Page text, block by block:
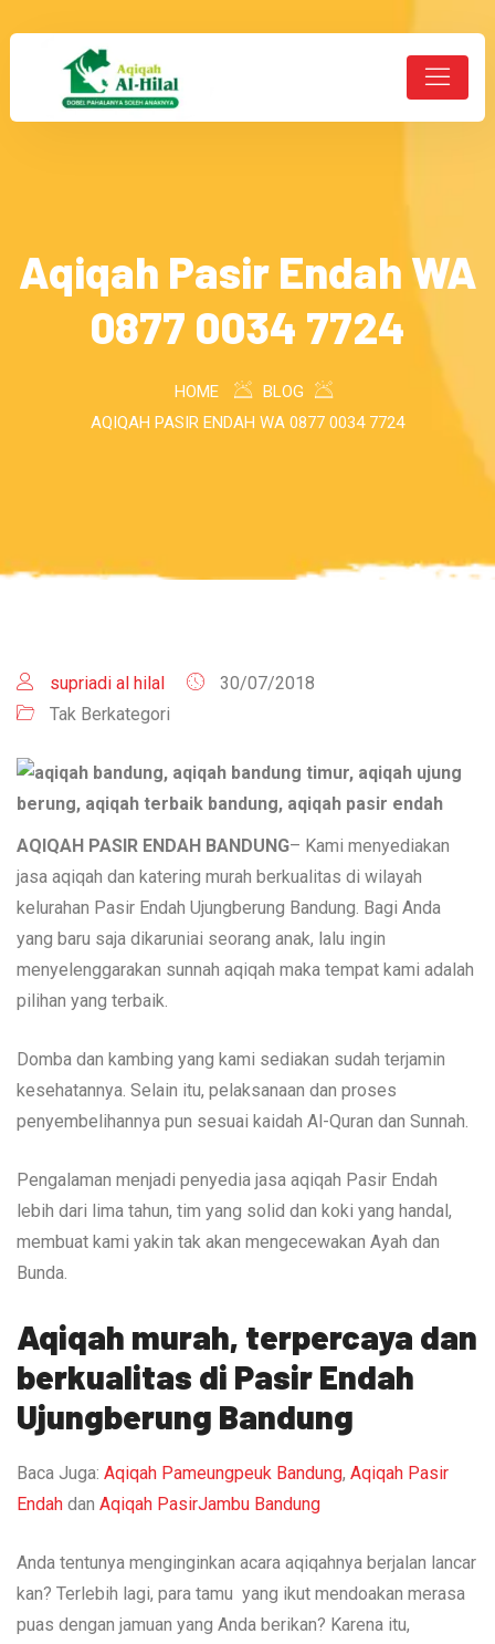
Aqiqah Pasir Endah WA
0877 0034 7724
HOME
BLOG
AQIQAH PASIR ENDAH WA 0877 0034 7724
supriadi al hilal
30/07/2018
Tak Berkategori
AQIQAH PASIR ENDAH BANDUNG– Kami menyediakan
jasa aqiqah dan katering murah berkualitas di wilayah
kelurahan Pasir Endah Ujungberung Bandung. Bagi Anda
yang baru saja dikaruniai seorang anak, lalu ingin
menyelenggarakan sunnah aqiqah maka tempat kami adalah
pilihan yang terbaik.
Domba dan kambing yang kami sediakan sudah terjamin
kesehatannya. Selain itu, pelaksanaan dan proses
penyembelihannya pun sesuai kaidah Al-Quran dan Sunnah.
Pengalaman menjadi penyedia jasa aqiqah Pasir Endah
lebih dari lima tahun, tim yang solid dan koki yang handal,
membuat kami yakin tak akan mengecewakan Ayah dan
Bunda.
Aqiqah murah, terpercaya dan
berkualitas di Pasir Endah
Ujungberung Bandung
Baca Juga: Aqiqah Pameungpeuk Bandung, Aqiqah Pasir
Endah dan Aqiqah PasirJambu Bandung
Anda tentunya menginginkan acara aqiqahnya berjalan lancar
kan? Terlebih lagi, para tamu yang ikut mendoakan merasa
puas dengan jamuan yang Anda berikan? Karena itu,